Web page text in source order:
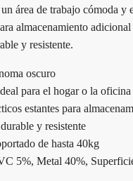
área de trabajo cómoda y
almacenamiento
y resistente.
oscuro
para el hogar o la oficina
estantes para
y resistente
de hasta 40kg
5%, Metal 40%,